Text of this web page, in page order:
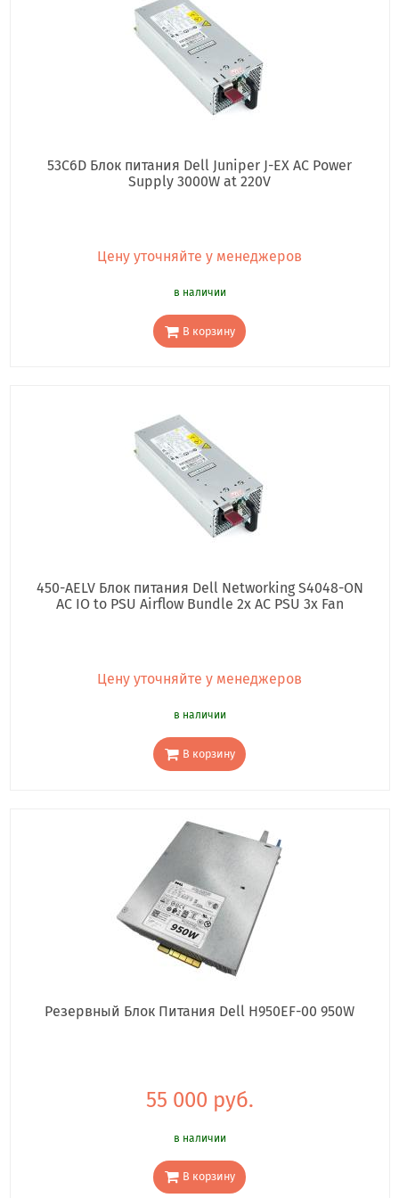
53C6D Блок питания Dell Juniper J-EX AC Power
Supply 3000W at 220V
Цену уточняйте у менеджеров
в наличии
В корзину
450-AELV Блок питания Dell Networking S4048-ON
AC IO to PSU Airflow Bundle 2x AC PSU 3x Fan
Цену уточняйте у менеджеров
в наличии
В корзину
Резервный Блок Питания Dell H950EF-00 950W
55 000 руб.
в наличии
В корзину